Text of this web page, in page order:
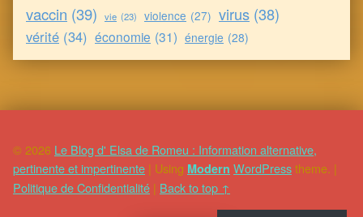
vaccin (39) vie (23) violence (27) virus (38)
vérité (34) économie (31) énergie (28)
© 2026 Le Blog d' Elsa de Romeu : Information alternative,
pertinente et impertinente | Using Modern WordPresstheme. |
Politique de Confidentialité | Back to top ↑